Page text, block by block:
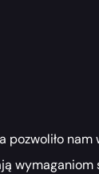
pozwoliło nam
wymaganiom